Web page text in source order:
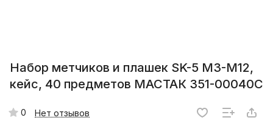
Набор метчиков и плашек SK-5 M3-M12,
кейс, 40 предметов МАСТАК 351-00040C
0 Нет отзывов